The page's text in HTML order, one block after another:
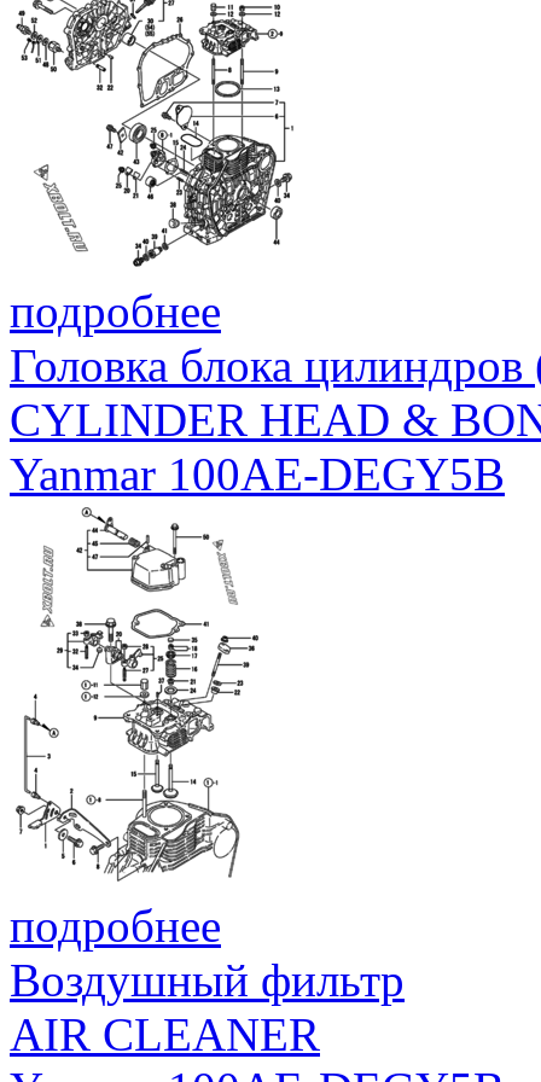
27‑1 26106-060122 БОЛТ, M6Х12 НИКЕЛИРОВАННЫЙ
BOLT, M6X 12 PLATED
28 26476-060202 ВИНТ- САМОРЕЗ M6X20
SCREW, TAPPING M6X20
26106-060202 БОЛТ, M6Х20 НИКЕЛИРОВАННЫЙ
BOLT, M6X 20 PLATED
26577-060142 ВИНТ M 6X 14
SCREW M 6X 14
26716-080002 ГАЙКА M8
NUT, M8
подробнее
Головка блока
CYLINDER HEAD &
Yanmar 100AE-DEGY5B
подробнее
Воздушный фильтр
AIR CLEANER